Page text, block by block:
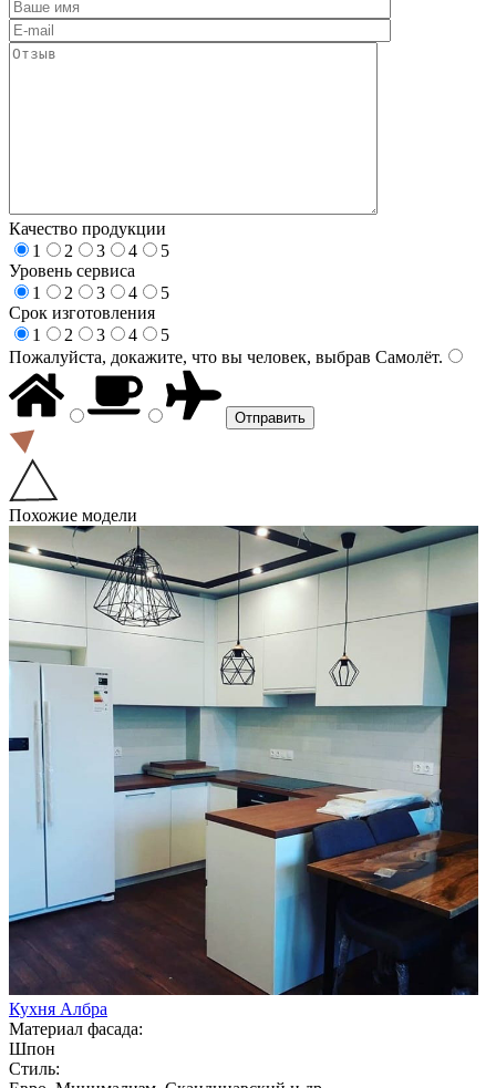
Качество продукции
1
2 3 4
5
Уровень сервиса
1
2 3 4
5
Срок изготовления
1
2 3 4
5
Пожалуйста, докажите, что вы человек, выбрав Самолёт.
Похожие модели
Кухня Албра
Материал фасада:
Шпон
Стиль: